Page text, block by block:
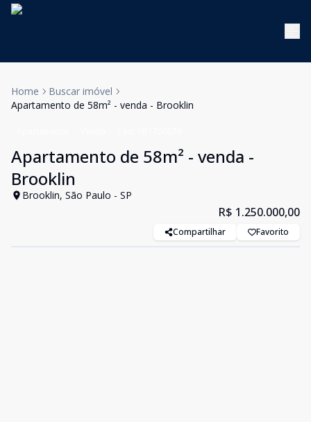
Home
Buscar imóvel
Apartamento de 58m² - venda - Brooklin
Apartamento de 58m² - venda -
Brooklin
Brooklin, São Paulo - SP
R$ 1.250.000,00
Compartilhar Favorito